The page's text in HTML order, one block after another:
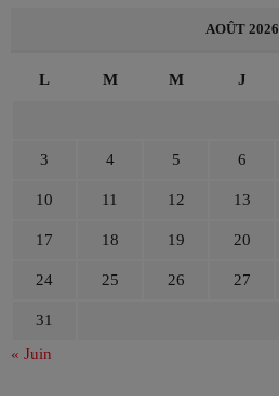
AOÛT 2026
L M M J
3 4 5 6
10 11 12 13
17 18 19 20
24 25 26 27
31
« Juin